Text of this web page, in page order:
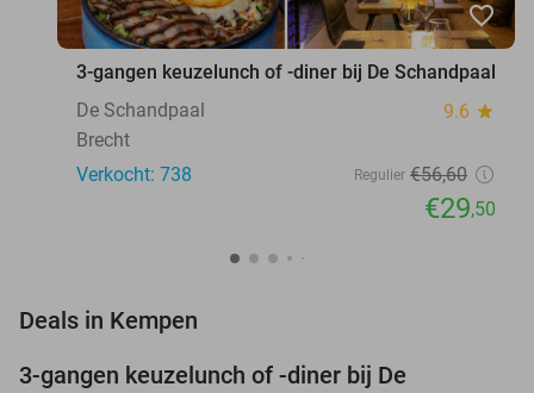
favorite_border
3-gangen keuzelunch of -diner bij De Schandpaal
De Schandpaal
9.6 star
Brecht
Verkocht: 738
Regulier €56,60
€29,50
Deals in Kempen
3-gangen keuzelunch of -diner bij De